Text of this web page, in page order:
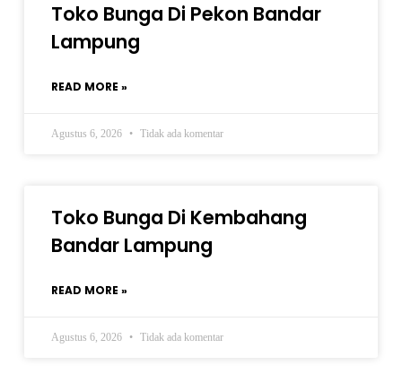
Toko Bunga Di Pekon Bandar
Lampung
READ MORE »
Agustus 6, 2026 Tidak ada komentar
Toko Bunga Di Kembahang
Bandar Lampung
READ MORE »
Agustus 6, 2026 Tidak ada komentar